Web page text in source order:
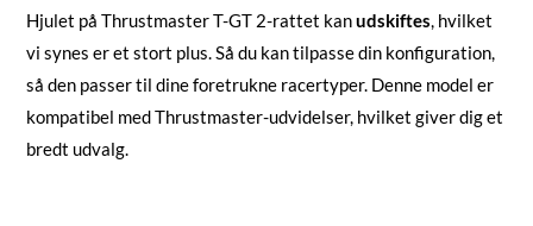
Hjulet på Thrustmaster T-GT 2-rattet kanudskiftes, hvilket
vi synes er et stort plus. Så du kan tilpasse din konfiguration,
så den passer til dine foretrukne racertyper. Denne model er
kompatibel med Thrustmaster-udvidelser, hvilket giver dig et
bredt udvalg.